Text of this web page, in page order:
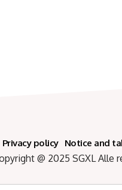
Privacy policy Notice and
2025 SGXL Alle